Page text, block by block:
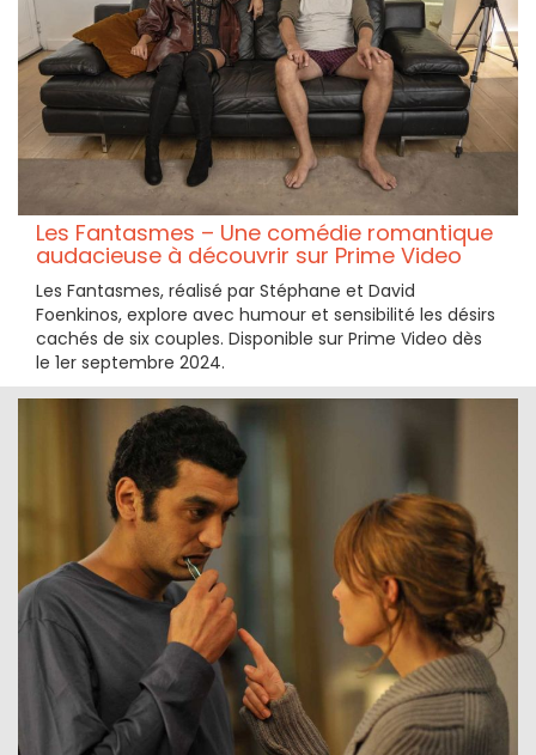
Les Fantasmes – Une comédie romantique
audacieuse à découvrir sur Prime Video
Les Fantasmes, réalisé par Stéphane et David
Foenkinos, explore avec humour et sensibilité les désirs
cachés de six couples. Disponible sur Prime Video dès
le 1er septembre 2024.